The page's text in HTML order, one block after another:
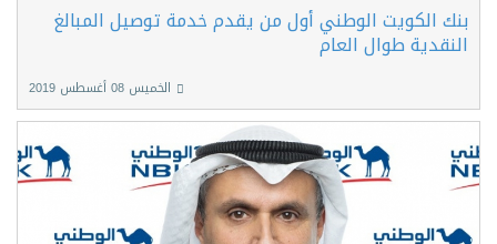
بنك الكويت الوطني أول من يقدم خدمة توصيل المبالغ
النقدية طوال العام
الخميس 08 أغسطس 2019